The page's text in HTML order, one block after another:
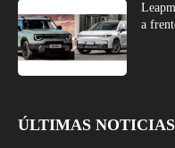
a
ÚLTIMAS NOTICIAS